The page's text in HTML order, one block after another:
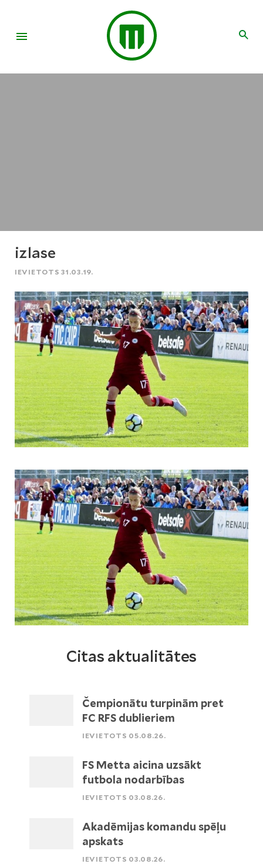
izlase
IEVIETOTS 31.03.19.
Citas aktualitātes
Čempionātu turpinām pret
FC RFS dublieriem
IEVIETOTS 05.08.26.
FS Metta aicina uzsākt
futbola nodarbības
IEVIETOTS 03.08.26.
Akadēmijas komandu spēļu
apskats
IEVIETOTS 03.08.26.